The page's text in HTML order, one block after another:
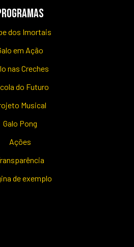
dos Imortais
em Ação
nas Creches
do Futuro
Musical
Galo Pong
Ações
de exemplo